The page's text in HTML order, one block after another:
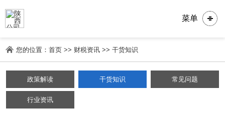
菜单
您的位置：首页 >> 财税资讯 >>干货知识
政策解读 干货知识 常见问题
行业资讯